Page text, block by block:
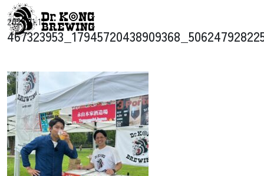
コンテンツへスキップ
メインナビゲーション
2024.11.17